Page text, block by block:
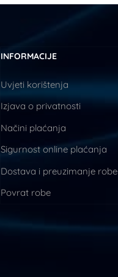
INFORMACIJE
Uvjeti korištenja
Izjava o privatnosti
Načini plaćanja
Sigurnost online plaćanja
Dostava i preuzimanje robe
Povrat robe